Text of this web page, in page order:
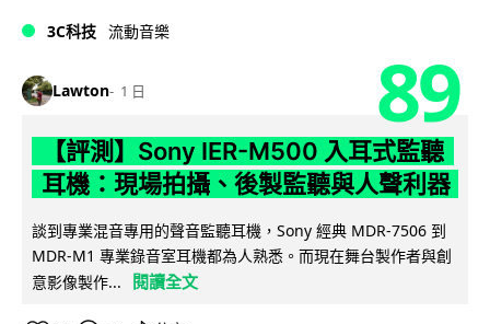
3C科技 流動音樂
Lawton 1 日 89
【評測】Sony IER-M500 入耳式監聽
耳機：現場拍攝、後製監聽與人聲利器
談到專業混音專用的聲音監聽耳機，Sony 經典 MDR-7506 到
MDR-M1 專業錄音室耳機都為人熟悉。而現在舞台製作者與創
意影像製作...
閱讀全文